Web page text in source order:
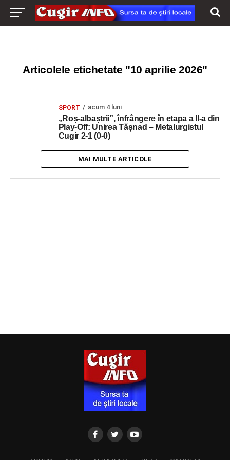
Articolele etichetate "10 aprilie 2026"
SPORT acum 4 luni
„Roș-albaștrii”, înfrângere în etapa a II-a din
Play-Off: Unirea Tășnad – Metalurgistul
Cugir 2-1 (0-0)
MAI MULTE ARTICOLE